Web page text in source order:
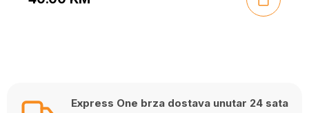
Express One brza dostava unutar 24 sata